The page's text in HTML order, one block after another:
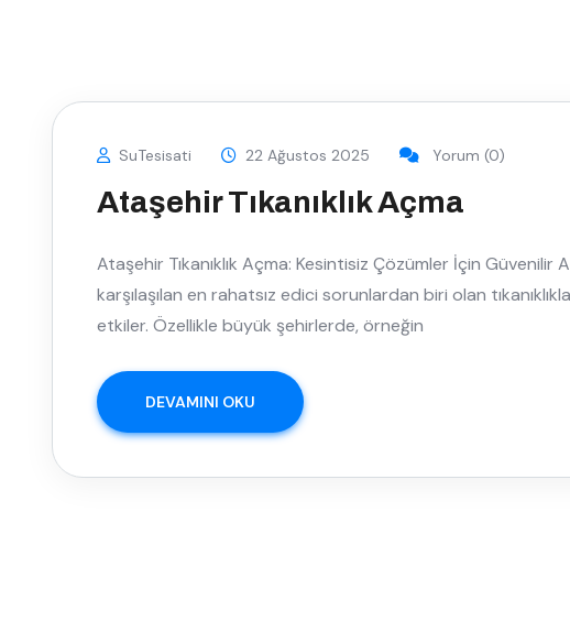
SuTesisati 22 Ağustos 2025 Yorum (0)
Ataşehir Tıkanıklık Açma
Ataşehir Tıkanıklık Açma: Kesintisiz Çözümler İçin Güvenilir
karşılaşılan en rahatsız edici sorunlardan biri olan
etkiler. Özellikle büyük şehirlerde, örneğin
DEVAMINI OKU